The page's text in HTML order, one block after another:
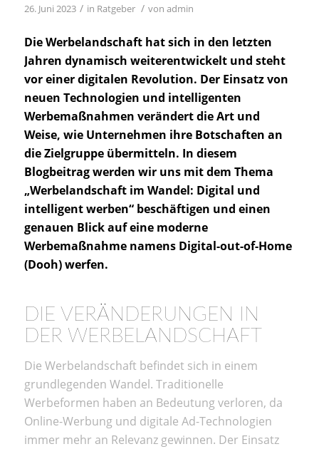
26. Juni 2023 / in Ratgeber / von admin
Die Werbelandschaft hat sich in den letzten
Jahren dynamisch weiterentwickelt und steht
vor einer digitalen Revolution. Der Einsatz von
neuen Technologien und intelligenten
Werbemaßnahmen verändert die Art und
Weise, wie Unternehmen ihre Botschaften an
die Zielgruppe übermitteln. In diesem
Blogbeitrag werden wir uns mit dem Thema
„Werbelandschaft im Wandel: Digital und
intelligent werben“ beschäftigen und einen
genauen Blick auf eine moderne
Werbemaßnahme namens Digital-out-of-Home
(Dooh) werfen.
DIE VERÄNDERUNGEN IN
DER WERBELANDSCHAFT
Die Werbelandschaft befindet sich in einem
grundlegenden Wandel. Traditionelle
Werbeformen haben an Bedeutung verloren, da
Online-Werbung und digitale Ad-Technologien
immer mehr an Relevanz gewinnen. Der Einsatz